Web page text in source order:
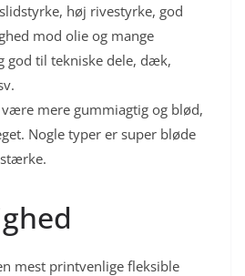
høj rivestyrke, god
mod olie og mange
god til tekniske dele, dæk,
være mere gummiagtig og blød,
Nogle typer er super bløde
mest printvenlige fleksible